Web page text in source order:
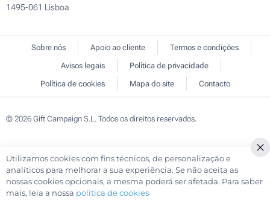
1495-061 Lisboa
Sobre nós Apoio ao cliente
Termos e condições
Avisos legais
Política de privacidade
Política de cookies
Mapa do site Contacto
© 2026 Gift Campaign S.L. Todos os direitos reservados.
Utilizamos cookies com fins técnicos, de personalização e
analíticos para melhorar a sua experiência. Se não aceita as
nossas cookies opcionais, a mesma poderá ser afetada. Para saber
mais, leia a nossa política de cookies